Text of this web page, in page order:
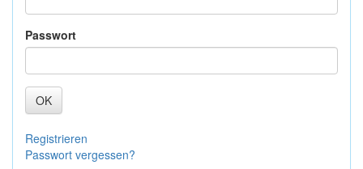
Passwort
OK
Registrieren
Passwort vergessen?